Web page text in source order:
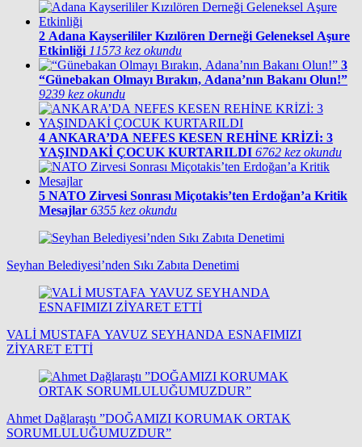
2 Adana Kayserililer Kızılören Derneği Geleneksel Aşure
Etkinliği 11573 kez okundu
3
“Günebakan Olmayı Bırakın, Adana’nın Bakanı Olun!”
9239 kez okundu
4 ANKARA’DA NEFES KESEN REHİNE KRİZİ: 3
YAŞINDAKİ ÇOCUK KURTARILDI 6762 kez okundu
5 NATO Zirvesi Sonrası Miçotakis’ten Erdoğan’a Kritik
Mesajlar 6355 kez okundu
Seyhan Belediyesi’nden Sıkı Zabıta Denetimi
VALİ MUSTAFA YAVUZ SEYHANDA ESNAFIMIZI
ZİYARET ETTİ
Ahmet Dağlaraştı ”DOĞAMIZI KORUMAK ORTAK
SORUMLULUĞUMUZDUR”